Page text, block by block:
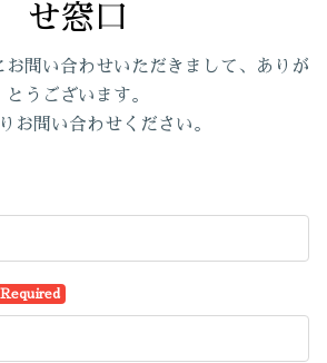
せ窓口
問い合わせいただきまして、ありが
とうございます。
お問い合わせください。
Required